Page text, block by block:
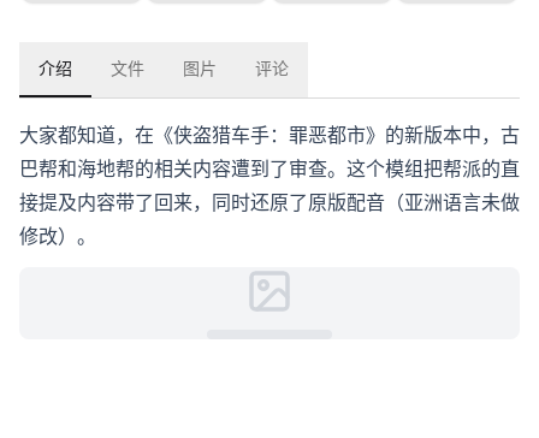
介绍 文件 图片 评论
大家都知道，在《侠盗猎车手：罪恶都市》的新版本中，古
巴帮和海地帮的相关内容遭到了审查。这个模组把帮派的直
接提及内容带了回来，同时还原了原版配音（亚洲语言未做
修改）。